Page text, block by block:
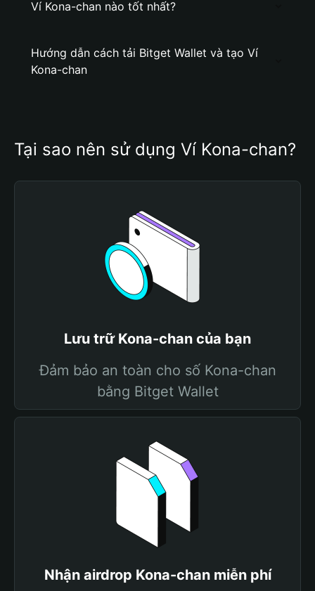
Ví Kona-chan nào tốt nhất?
Hướng dẫn cách tải Bitget Wallet và tạo Ví
Kona-chan
Tại sao nên sử dụng Ví Kona-chan?
Lưu trữ Kona-chan của bạn
Đảm bảo an toàn cho số Kona-chan
bằng Bitget Wallet
Nhận airdrop Kona-chan miễn phí